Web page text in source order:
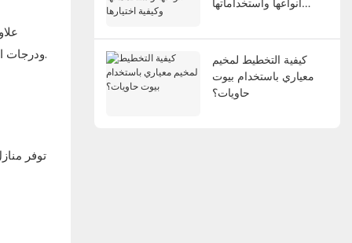
ودرجات الحرارة المرتفعة. الهيكل الفولاذي للحاويات يجعلها مقاومة للنمل الأبيض والعفن والآفات الأخرى، مما يضمن بيئة معيشية آمنة وصحية للعائلات.
توفر
كيفية التخطيط لمخيم
معياري باستخدام بيوت
حاويات؟